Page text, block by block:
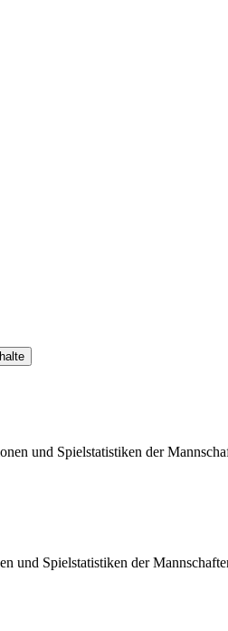
und Spielstatistiken der
und Spielstatistiken der